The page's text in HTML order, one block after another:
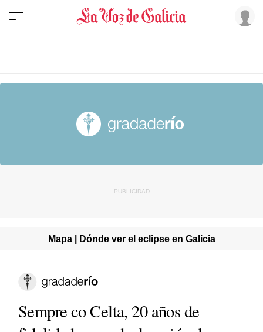
Mapa | Dónde ver el eclipse en Galicia
Sempre co Celta, 20 años de